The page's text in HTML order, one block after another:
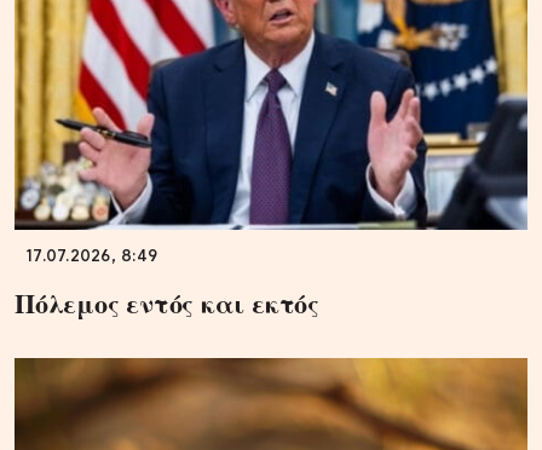
17.07.2026, 8:49
Πόλεμος εντός και εκτός